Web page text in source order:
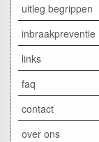
uitleg begrippen
inbraakpreventie
links
faq
contact
over ons